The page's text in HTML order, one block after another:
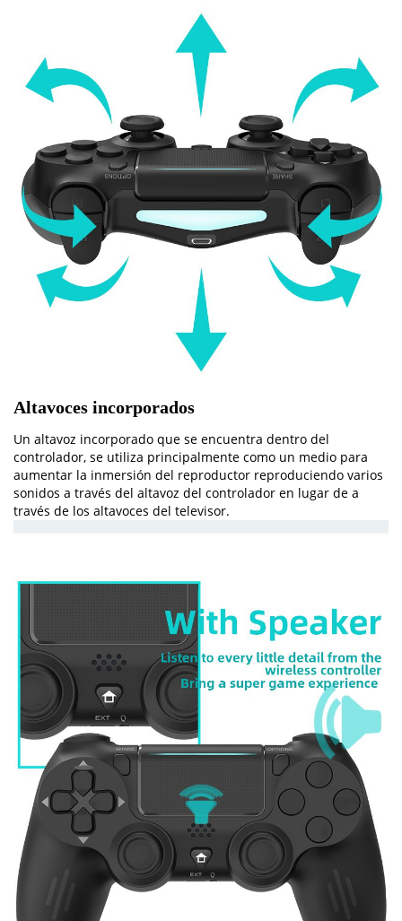
Altavoces incorporados
Un altavoz incorporado que se encuentra dentro del
controlador, se utiliza principalmente como un medio para
aumentar la inmersión del reproductor reproduciendo varios
sonidos a través del altavoz del controlador en lugar de a
través de los altavoces del televisor.